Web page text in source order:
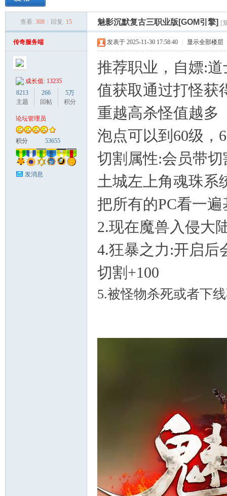
索
› ›
查看: 308 回复: 15 魅影沉默复古三职业版[GOM引擎] [
传奇服务端
成长值: 13235
8213
主题
266
回帖
5万
积分
论坛管理员
积分 53655
发消息
发表于 2025-11-30 17:58:40 显示全部楼层
推荐职业，自嫖:
值获取通过打怪获
重越高杀怪值越多
泡点可以到60级，
切割属性:会员带
土城左上角魂珠系
把所有的PC看一
2.现在魔兽入侵大
4.狂暴之力:开启后
切割+100
5.被怪物杀死或者下